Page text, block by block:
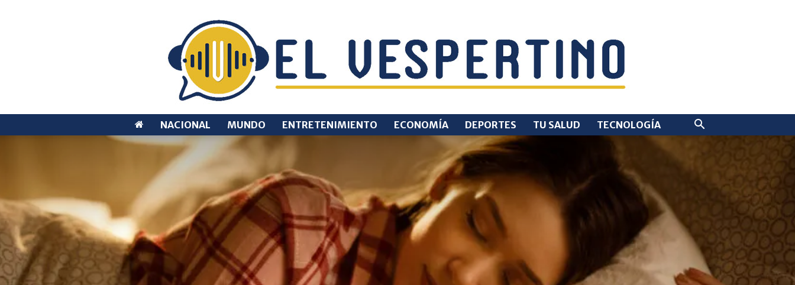
VESPERTINO
NACIONAL MUNDO ENTRETENIMIENTO ECONOMÍA DEPORTES TU SALUD TECNOLOGÍA